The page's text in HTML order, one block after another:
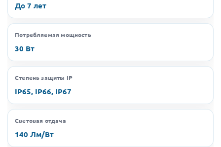
До 7 лет
Потребляемая мощность
30 Вт
Степень защиты IP
IP65, IP66, IP67
Световая отдача
140 Лм/Вт